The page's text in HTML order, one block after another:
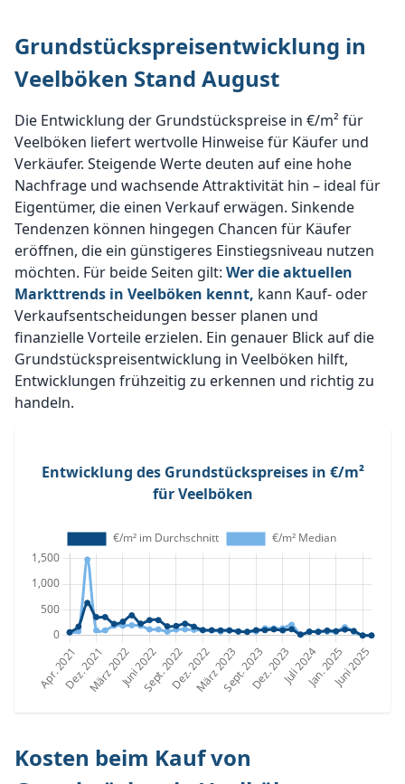
Grundstückspreisentwicklung in
Veelböken Stand August
Die Entwicklung der Grundstückspreise in €/m² für
Veelböken liefert wertvolle Hinweise für Käufer und
Verkäufer. Steigende Werte deuten auf eine hohe
Nachfrage und wachsende Attraktivität hin – ideal für
Eigentümer, die einen Verkauf erwägen. Sinkende
Tendenzen können hingegen Chancen für Käufer
eröffnen, die ein günstigeres Einstiegsniveau nutzen
möchten. Für beide Seiten gilt: Wer die aktuellen
Markttrends in Veelböken kennt, kann Kauf- oder
Verkaufsentscheidungen besser planen und
finanzielle Vorteile erzielen. Ein genauer Blick auf die
Grundstückspreisentwicklung in Veelböken hilft,
Entwicklungen frühzeitig zu erkennen und richtig zu
handeln.
Entwicklung des Grundstückspreises in €/m²
für Veelböken
Kosten beim Kauf von